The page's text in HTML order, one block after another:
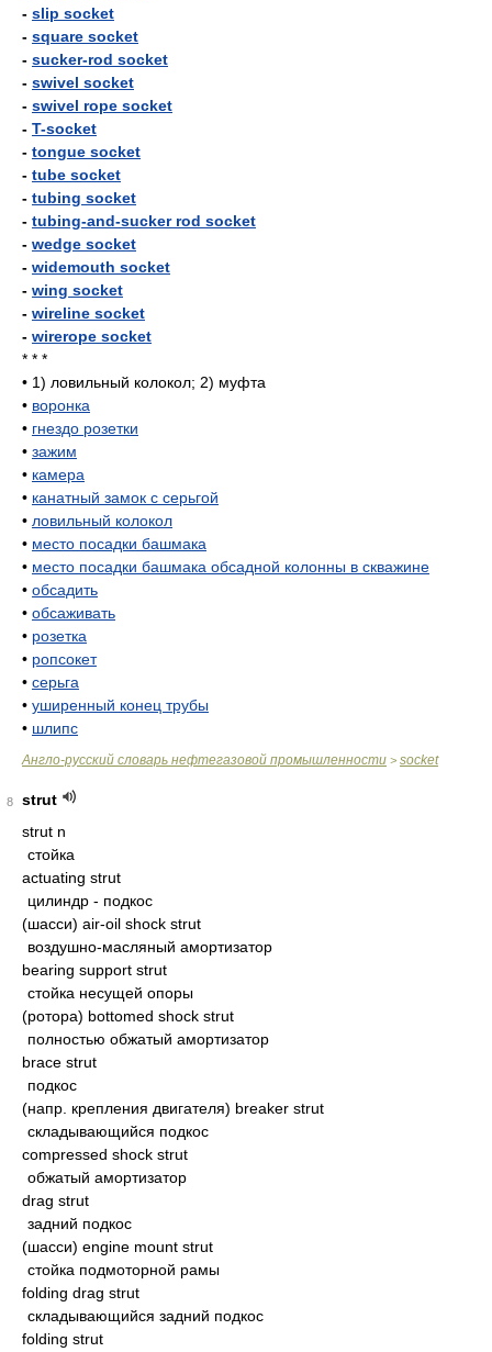
- slip socket
- square socket
- sucker-rod socket
- swivel socket
- swivel rope socket
- T-socket
- tongue socket
- tube socket
- tubing socket
- tubing-and-sucker rod socket
- wedge socket
- widemouth socket
- wing socket
- wireline socket
- wirerope socket
* * *
• 1) ловильный колокол; 2) муфта
• воронка
• гнездо розетки
• зажим
• камера
• канатный замок с серьгой
• ловильный колокол
• место посадки башмака
• место посадки башмака обсадной колонны в скважине
• обсадить
• обсаживать
• розетка
• ропсокет
• серьга
• уширенный конец трубы
• шлипс
Англо-русский словарь нефтегазовой промышленности > socket
8
strut
strut n
стойка
actuating strut
цилиндр - подкос
(шасси) air-oil shock strut
воздушно-масляный амортизатор
bearing support strut
стойка несущей опоры
(ротора) bottomed shock strut
полностью обжатый амортизатор
brace strut
подкос
(напр. крепления двигателя) breaker strut
складывающийся подкос
compressed shock strut
обжатый амортизатор
drag strut
задний подкос
(шасси) engine mount strut
стойка подмоторной рамы
folding drag strut
складывающийся задний подкос
folding strut